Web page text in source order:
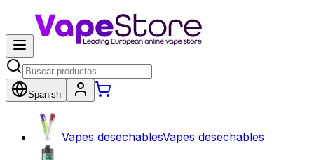
Spanish
Vapes desechablesVapes desechables